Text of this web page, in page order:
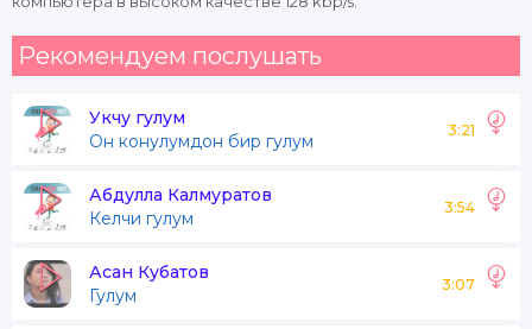
Рекомендуем послушать
Укчу гулум
Он конулумдон бир гулум
3:21
Абдулла Калмуратов
Келчи гулум
3:54
Асан Кубатов
Гулум
3:07